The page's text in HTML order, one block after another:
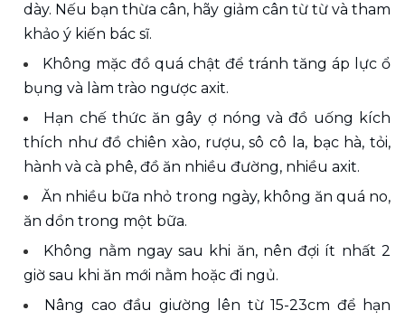
dày. Nếu bạn thừa cân, hãy giảm cân từ từ và tham
khảo ý kiến bác sĩ.
Không mặc đồ quá chật để tránh tăng áp lực ổ
bụng và làm trào ngược axit.
Hạn chế thức ăn gây ợ nóng và đồ uống kích
thích như đồ chiên xào, rượu, sô cô la, bạc hà, tỏi,
hành và cà phê, đồ ăn nhiều đường, nhiều axit.
Ăn nhiều bữa nhỏ trong ngày, không ăn quá no,
ăn dồn trong một bữa.
Không nằm ngay sau khi ăn, nên đợi ít nhất 2
giờ sau khi ăn mới nằm hoặc đi ngủ.
Nâng cao đầu giường lên từ 15-23cm để hạn